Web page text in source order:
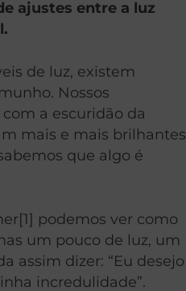
ajustes entre a luz
de luz, existem
Nossos
a escuridão da
mais e mais brilhantes
que algo é
podemos ver como
um pouco de luz, um
assim dizer: “Eu desejo
incredulidade”.